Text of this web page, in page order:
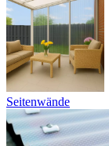
Seitenwände